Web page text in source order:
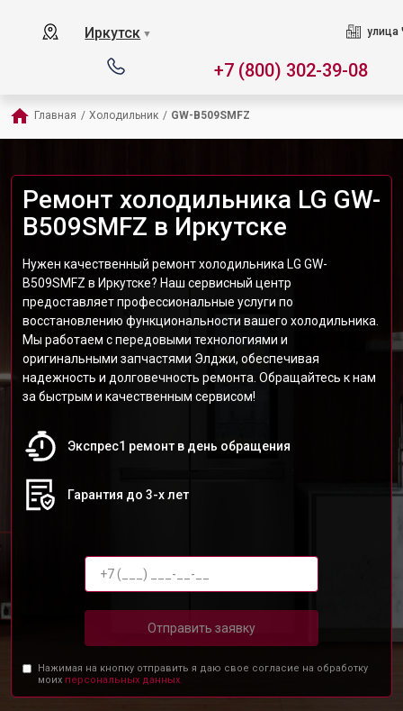
Иркутск ▼ улица
+7 (800) 302-39-08
Главная / Холодильник / GW-B509SMFZ
Ремонт холодильника LG GW-
B509SMFZ в Иркутске
Нужен качественный ремонт холодильника LG GW-
B509SMFZ в Иркутске? Наш сервисный центр
предоставляет профессиональные услуги по
восстановлению функциональности вашего холодильника.
Мы работаем с передовыми технологиями и
оригинальными запчастями Элджи, обеспечивая
надежность и долговечность ремонта. Обращайтесь к нам
за быстрым и качественным сервисом!
Экспрес1 ремонт в день обращения
Гарантия до 3-х лет
Отправить заявку
Нажимая на кнопку отправить я даю свое согласие на обработку
моих персональных данных.